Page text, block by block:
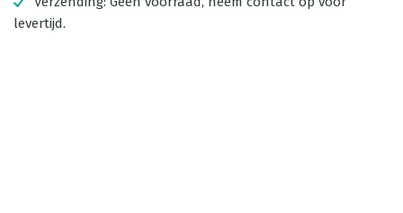
levertijd.